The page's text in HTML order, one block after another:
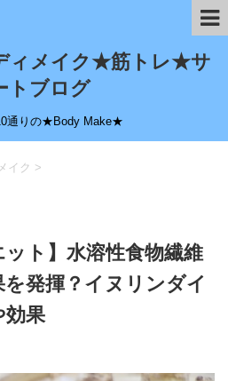
ィメイク★筋トレ★サ
トブログ
通りの★Body Make★
イク >
ット】水溶性食物繊維
発揮？イヌリンダイ
効果